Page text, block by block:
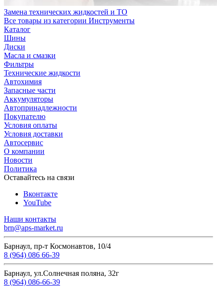
Замена технических жидкостей и ТО
Все товары из категории Инструменты
Каталог
Шины
Диски
Масла и смазки
Фильтры
Технические жидкости
Автохимия
Запасные части
Аккумуляторы
Автопринадлежности
Покупателю
Условия оплаты
Условия доставки
Автосервис
О компании
Новости
Политика
Оставайтесь на связи
Вконтакте
YouTube
Наши контакты
brn@aps-market.ru
Барнаул, пр-т Космонавтов, 10/4
8 (964) 086 66-39
Барнаул, ул.Солнечная поляна, 32г
8 (964) 086-66-39